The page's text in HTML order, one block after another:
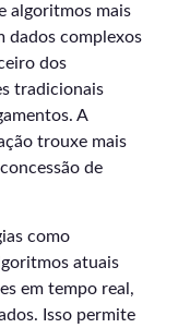
algoritmos mais
dados complexos
dos
tradicionais
A
trouxe mais
de
como
atuais
em tempo real,
Isso permite